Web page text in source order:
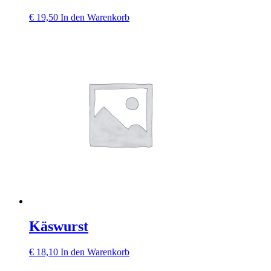
€ 19,50 In den Warenkorb
Käswurst
€ 18,10 In den Warenkorb